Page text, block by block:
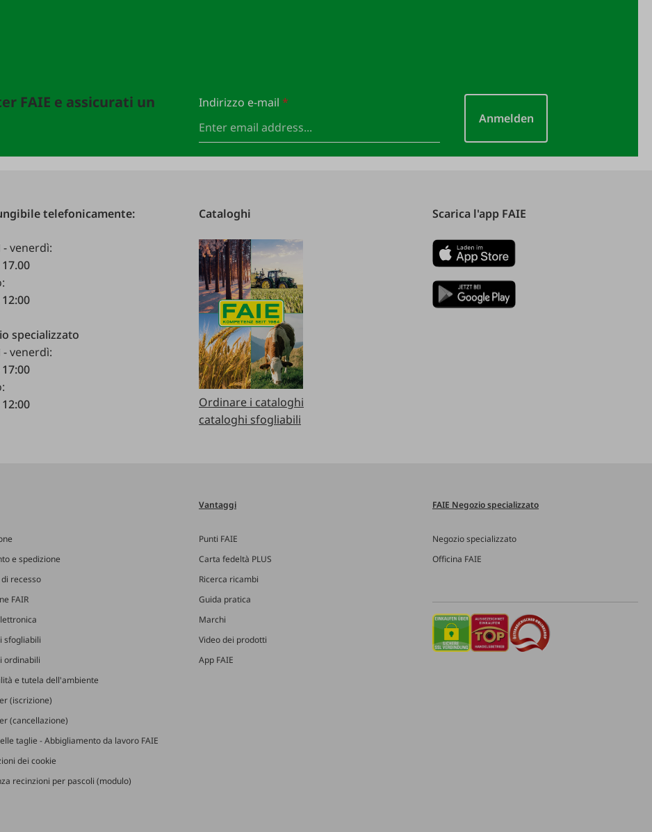
FAIE e assicurati un
Indirizzo e-mail *
Anmelden
telefonicamente:
- venerdì:
specializzato
- venerdì:
Cataloghi
Ordinare i cataloghi
cataloghi sfogliabili
Scarica l'app FAIE
e spedizione
recesso
FAIR
sfogliabili
ordinabili
e tutela dell'ambiente
(iscrizione)
(cancellazione)
taglie - Abbigliamento da lavoro FAIE
dei cookie
recinzioni per pascoli (modulo)
Vantaggi
Punti FAIE
Carta fedeltà PLUS
Ricerca ricambi
Guida pratica
Marchi
Video dei prodotti
App FAIE
FAIE Negozio specializzato
Negozio specializzato
Officina FAIE